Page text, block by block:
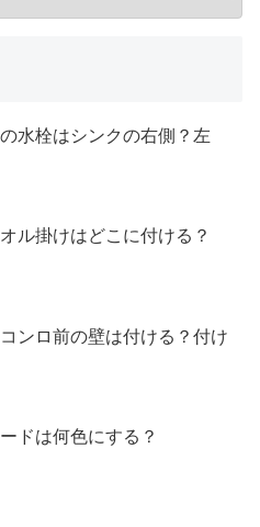
水栓はシンクの右側？左
ル掛けはどこに付ける？
ンロ前の壁は付ける？付け
ドは何色にする？